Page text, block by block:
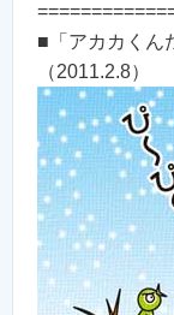
■「アカカくん
（2011.2.8）